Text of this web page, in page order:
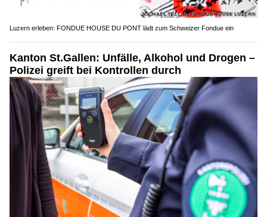
Luzern erleben: FONDUE HOUSE DU PONT lädt zum Schweizer Fondue ein
Kanton St.Gallen: Unfälle, Alkohol und Drogen –
Polizei greift bei Kontrollen durch